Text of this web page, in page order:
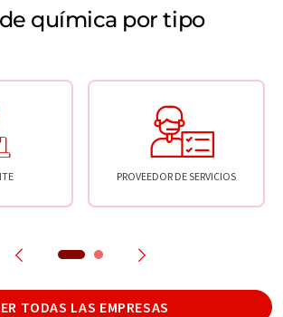
química por tipo
PROVEEDOR DE SERVICIOS
TODAS LAS EMPRESAS